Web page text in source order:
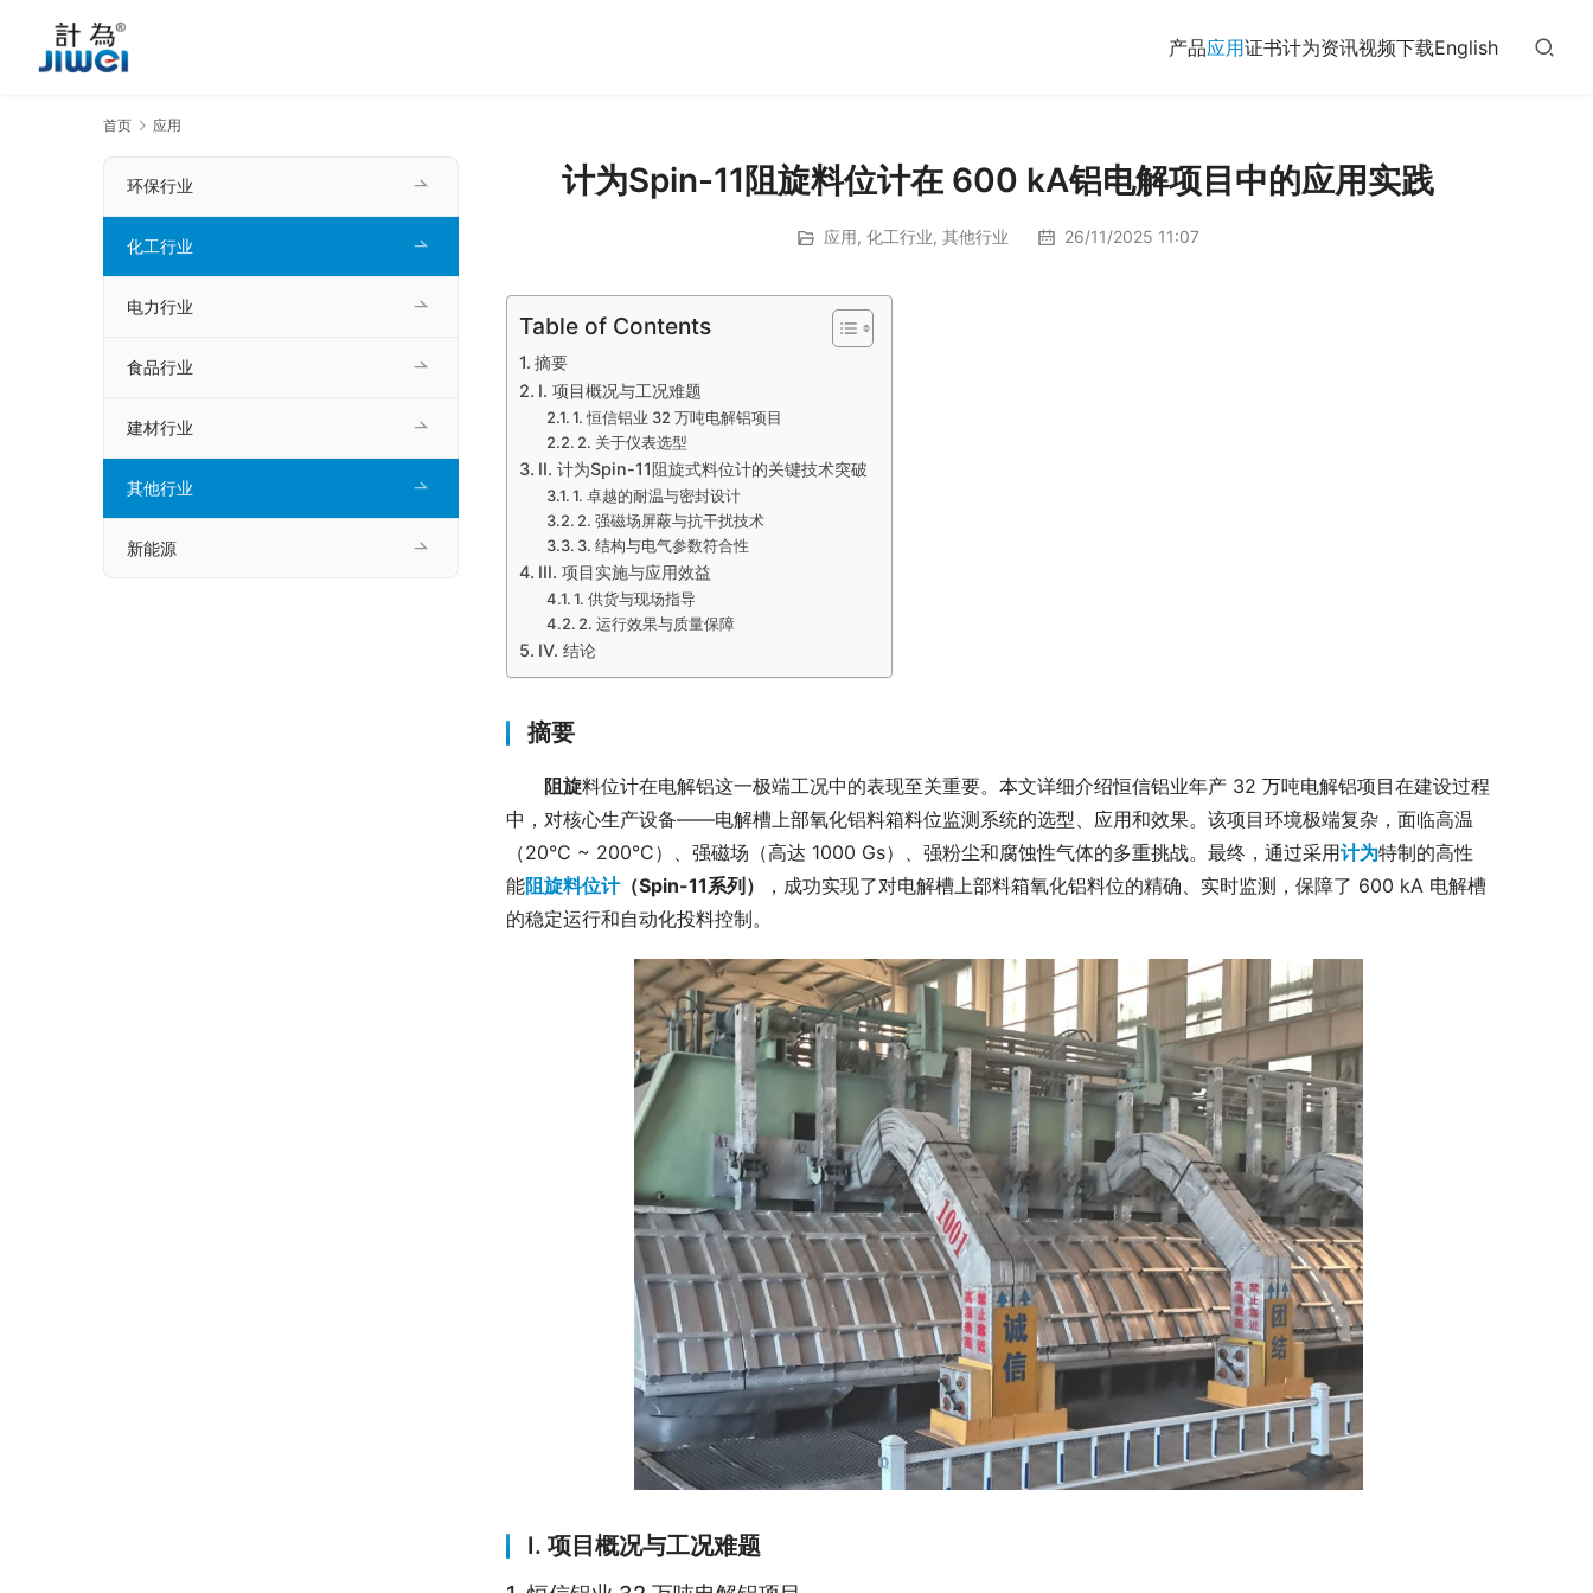
产品应用证书计为资讯视频下载English
首页 应用
计为Spin-11阻旋料位计在 600 kA铝电解项目中的应用实践
应用, 化工行业, 其他行业 26/11/2025 11:07
Table of Contents
摘要
I. 项目概况与工况难题
1. 恒信铝业 32 万吨电解铝项目
2. 关于仪表选型
II. 计为Spin-11阻旋式料位计的关键技术突破
1. 卓越的耐温与密封设计
2. 强磁场屏蔽与抗干扰技术
3. 结构与电气参数符合性
III. 项目实施与应用效益
1. 供货与现场指导
2. 运行效果与质量保障
IV. 结论
摘要
阻旋料位计在电解铝这一极端工况中的表现至关重要。本文详细介绍恒信铝业年产 32 万吨电解铝项目在建设过程
中，对核心生产设备——电解槽上部氧化铝料箱料位监测系统的选型、应用和效果。该项目环境极端复杂，面临高温
（20°C ~ 200°C）、强磁场（高达 1000 Gs）、强粉尘和腐蚀性气体的多重挑战。最终，通过采用计为特制的高性
能阻旋料位计（Spin-11系列）
，成功实现了对电解槽上部料箱氧化铝料位的精确、实时监测，保障了 600 kA 电解槽
的稳定运行和自动化投料控制。
I. 项目概况与工况难题
环保行业
化工行业
电力行业
食品行业
建材行业
其他行业
新能源